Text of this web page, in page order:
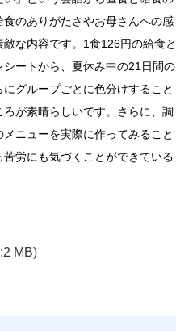
のありがたさやお母さんへの感
な内容です。1食126円の給食と
ートから、夏休み中の21日間の
グループごとに色分けすること
が素晴らしいです。さらに、調
ニューを実際に作ってみること
労にも気づくことができている
MB)